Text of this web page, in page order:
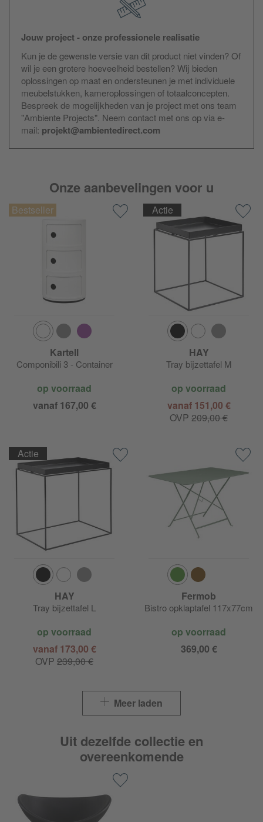
Jouw project - onze professionele realisatie
Kun je de gewenste versie van dit product niet vinden? Of
wil je een grotere hoeveelheid bestellen? Wij bieden
oplossingen op maat en ondersteunen je met individuele
meubelstukken, kameroplossingen of totaalconcepten.
Bespreek de mogelijkheden van je project met ons team
"Ambiente Projects". Neem contact met ons op via e-
mail: projekt@ambientedirect.com
Onze aanbevelingen voor u
Kartell
Componibili 3 - Container
op voorraad
vanaf 167,00 €
Actie
HAY
Tray bijzettafel M
op voorraad
vanaf 151,00 €
OVP 209,00 €
Actie
HAY
Tray bijzettafel L
op voorraad
vanaf 173,00 €
OVP 239,00 €
Fermob
Bistro opklaptafel 117x77cm
op voorraad
369,00 €
Meer laden
Uit dezelfde collectie en
overeenkomende